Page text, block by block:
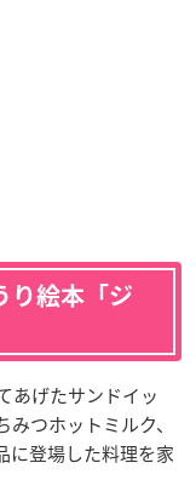
り絵本「ジ
あげたサンドイッ
つホットミルク、
に登場した料理を家